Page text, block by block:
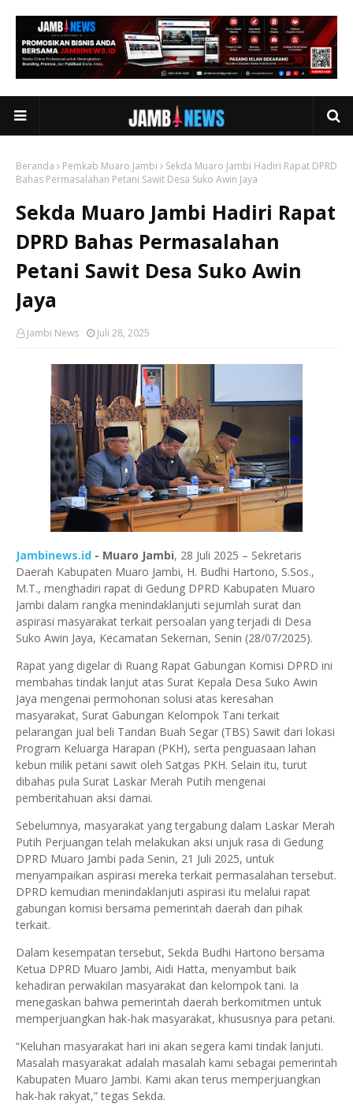
Beranda Pemkab Muaro Jambi
Sekda Muaro Jambi Hadiri Rapat DPRD
Bahas Permasalahan Petani Sawit Desa Suko Awin Jaya
Sekda Muaro Jambi Hadiri Rapat
DPRD Bahas Permasalahan
Petani Sawit Desa Suko Awin
Jaya
Jambi News Juli 28, 2025
Jambinews.id - Muaro Jambi, 28 Juli 2025 – Sekretaris
Daerah Kabupaten Muaro Jambi, H. Budhi Hartono, S.Sos.,
M.T., menghadiri rapat di Gedung DPRD Kabupaten Muaro
Jambi dalam rangka menindaklanjuti sejumlah surat dan
aspirasi masyarakat terkait persoalan yang terjadi di Desa
Suko Awin Jaya, Kecamatan Sekernan, Senin (28/07/2025).
Rapat yang digelar di Ruang Rapat Gabungan Komisi DPRD ini
membahas tindak lanjut atas Surat Kepala Desa Suko Awin
Jaya mengenai permohonan solusi atas keresahan
masyarakat, Surat Gabungan Kelompok Tani terkait
pelarangan jual beli Tandan Buah Segar (TBS) Sawit dari lokasi
Program Keluarga Harapan (PKH), serta penguasaan lahan
kebun milik petani sawit oleh Satgas PKH. Selain itu, turut
dibahas pula Surat Laskar Merah Putih mengenai
pemberitahuan aksi damai.
Sebelumnya, masyarakat yang tergabung dalam Laskar Merah
Putih Perjuangan telah melakukan aksi unjuk rasa di Gedung
DPRD Muaro Jambi pada Senin, 21 Juli 2025, untuk
menyampaikan aspirasi mereka terkait permasalahan tersebut.
DPRD kemudian menindaklanjuti aspirasi itu melalui rapat
gabungan komisi bersama pemerintah daerah dan pihak
terkait.
Dalam kesempatan tersebut, Sekda Budhi Hartono bersama
Ketua DPRD Muaro Jambi, Aidi Hatta, menyambut baik
kehadiran perwakilan masyarakat dan kelompok tani. Ia
menegaskan bahwa pemerintah daerah berkomitmen untuk
memperjuangkan hak-hak masyarakat, khususnya para petani.
“Keluhan masyarakat hari ini akan segera kami tindak lanjuti.
Masalah masyarakat adalah masalah kami sebagai pemerintah
Kabupaten Muaro Jambi. Kami akan terus memperjuangkan
hak-hak rakyat,” tegas Sekda.